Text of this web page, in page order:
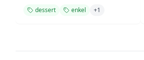
dessert enkel +1